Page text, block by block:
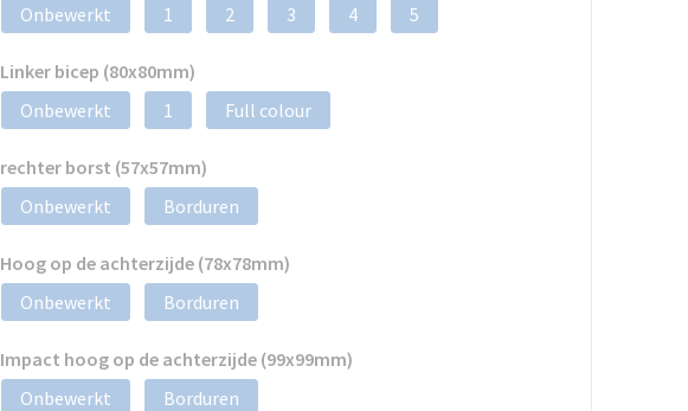
Onbewerkt
1 2 3 4 5
Linker bicep (80x80mm)
Onbewerkt
1 Full colour
rechter borst (57x57mm)
Onbewerkt
Borduren
Hoog op de achterzijde (78x78mm)
Onbewerkt
Borduren
Impact hoog op de achterzijde (99x99mm)
Onbewerkt
Borduren